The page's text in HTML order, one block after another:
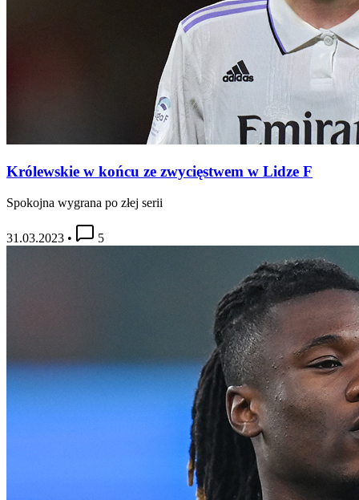
Królewskie w końcu ze zwycięstwem w Lidze F
Spokojna wygrana po złej serii
31.03.2023 • 5